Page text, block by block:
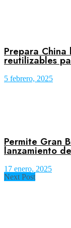
Prepara
reutilizables
5 febrero, 2025
Permite Gran
lanzamiento
17 enero, 2025
Next Post